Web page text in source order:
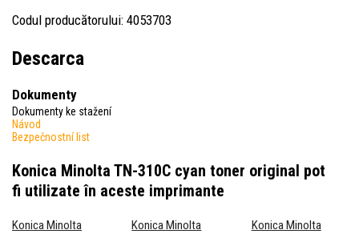
Codul producătorului: 4053703
Descarca
Dokumenty
Dokumenty ke stažení
Návod
Bezpečnostní list
Konica Minolta TN-310C cyan toner original pot
fi utilizate în aceste imprimante
Konica Minolta
Konica Minolta
Konica Minolta